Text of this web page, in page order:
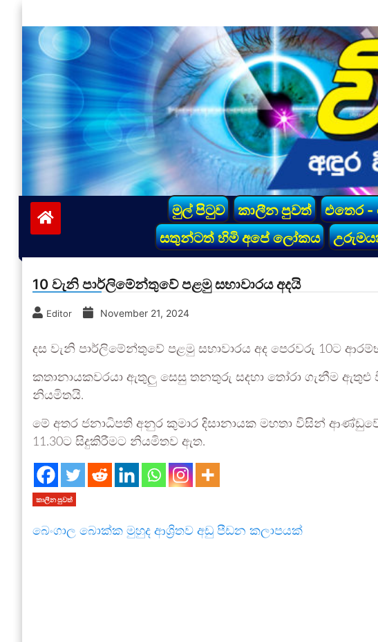
to
content
vinivida.lk
මුල් පිටුව කාලීන පුවත් එතෙර -
සතුන්ටත් හිමි අපේ ලෝකය
10 වැනි පාර්ලිමේන්තුවේ පළමු සභාවාරය අදයි
Editor November 21, 2024
දස වැනි පාර්ලිමේන්තුවේ පළමු සභාවාරය අද පෙරවරු 10ට
කතානායකවරයා ඇතුලු සෙසු තනතුරු සදහා තෝරා ගැනීම ඇතුළු
නියමිතයි.
මේ අතර ජනාධිපති අනුර කුමාර දිසානායක මහතා විසින් ආණ්ඩුවේ
11.30ට සිදුකිරීමට නියමිතව ඇත.‍
කාලීන පුවත්
බෙංගාල බොක්ක මුහුද ආශ්‍රිතව අඩු පීඩන කලාපයක්